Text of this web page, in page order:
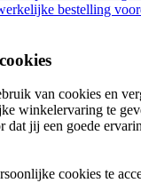
bestelling
van cookies en
winkelervaring te
dat jij een goede
cookies te